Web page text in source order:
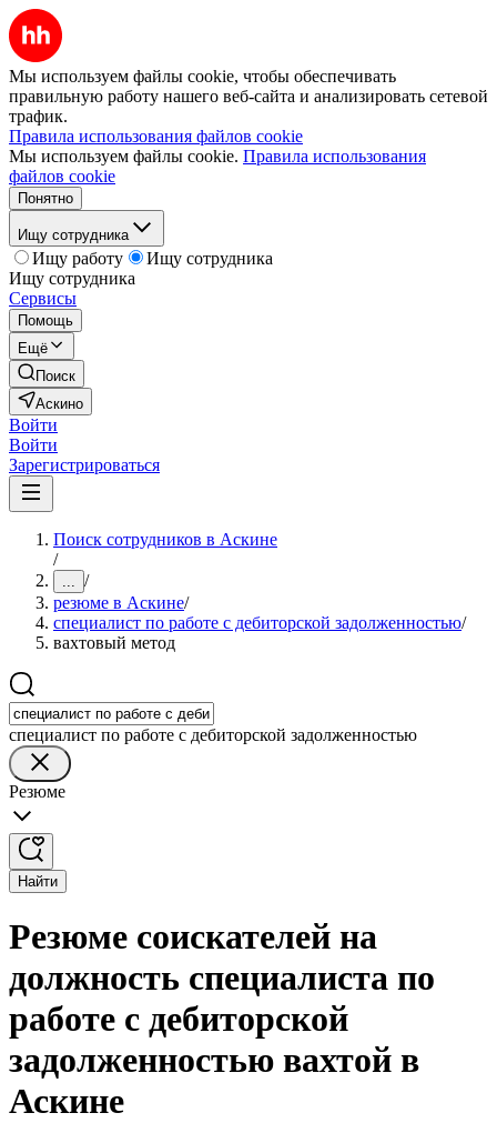
Мы используем файлы cookie, чтобы обеспечивать
правильную работу нашего веб-сайта и анализировать сетевой
трафик.
Правила использования файлов cookie
Мы используем файлы cookie. Правила использования
файлов cookie
Понятно
Ищу сотрудника
Ищу работу
Ищу сотрудника
Ищу сотрудника
Сервисы
Помощь
Ещё
Поиск
Аскино
Войти
Войти
Зарегистрироваться
Поиск сотрудников в Аскине
/
... /
резюме в Аскине/
специалист по работе с дебиторской задолженностью/
вахтовый метод
специалист по работе с дебиторской задолженностью
Резюме
Найти
Резюме соискателей на
должность специалиста по
работе с дебиторской
задолженностью вахтой в
Аскине